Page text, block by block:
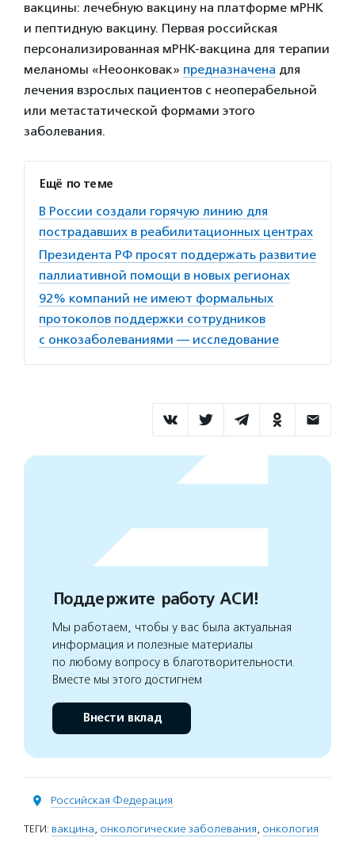
вакцины: лечебную вакцину на платформе мРНК
и пептидную вакцину. Первая российская
персонализированная мРНК-вакцина для терапии
меланомы «Неоонковак» предназначена для
лечения взрослых пациентов с неоперабельной
или метастатической формами этого
заболевания.
Ещё по теме
В России создали горячую линию для
пострадавших в реабилитационных центрах
Президента РФ просят поддержать развитие
паллиативной помощи в новых регионах
92% компаний не имеют формальных
протоколов поддержки сотрудников
с онкозаболеваниями — исследование
Поддержите работу АСИ!
Мы работаем, чтобы у вас была актуальная
информация и полезные материалы
по любому вопросу в благотворительности.
Вместе мы этого достигнем
Внести вклад
Российская Федерация
ТЕГИ: вакцина, онкологические заболевания, онкология